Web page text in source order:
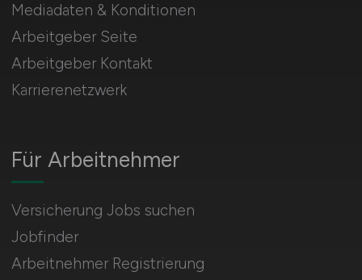
Für Arbeitnehmer
Versicherung Jobs suchen
Jobfinder
Arbeitnehmer Registrierung
Mediadaten & Konditionen
Arbeitgeber Seite
Arbeitgeber Kontakt
Karrierenetzwerk